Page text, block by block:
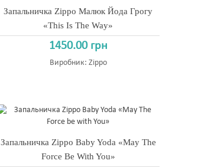
Запальничка Zippo Малюк Йода Грогу
«This Is The Way»
1450.00 грн
Виробник: Zippo
Запальничка Zippo Baby Yoda «May The
Force Be With You»